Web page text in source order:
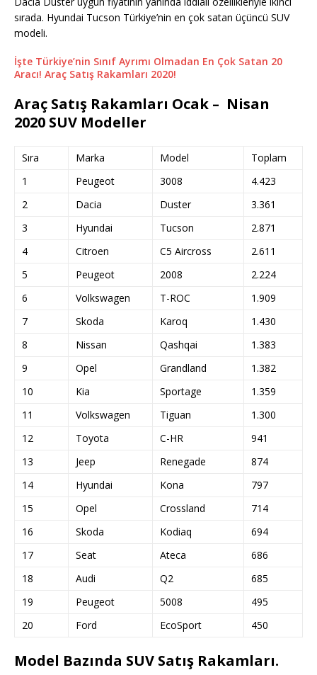
sırada. Hyundai Tucson Türkiye’nin en çok satan üçüncü SUV
modeli.
İşte Türkiye’nin Sınıf Ayrımı Olmadan En Çok Satan 20
Aracı! Araç Satış Rakamları 2020!
Araç Satış Rakamları Ocak – Nisan
2020 SUV Modeller
Sıra Marka Model
Toplam
1
Peugeot 3008
4.423
2
Dacia Duster
3.361
3
Hyundai Tucson
2.871
4
Citroen C5 Aircross
2.611
5
Peugeot 2008
2.224
6
Volkswagen T-ROC
1.909
7
Skoda Karoq
1.430
8
Nissan Qashqai
1.383
9
Opel Grandland
1.382
10
Kia Sportage
1.359
11
Volkswagen Tiguan
1.300
12
Toyota C-HR
941
13
Jeep Renegade
874
14
Hyundai Kona
797
15
Opel Crossland
714
16
Skoda Kodiaq
694
17
Seat Ateca
686
18
Audi Q2
685
19
Peugeot 5008
495
20
Ford EcoSport 450
Model Bazında SUV Satış Rakamları.